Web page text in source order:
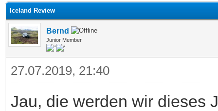
Iceland Review
Bernd
Junior Member
27.07.2019, 21:40
Jau, die werden wir dieses